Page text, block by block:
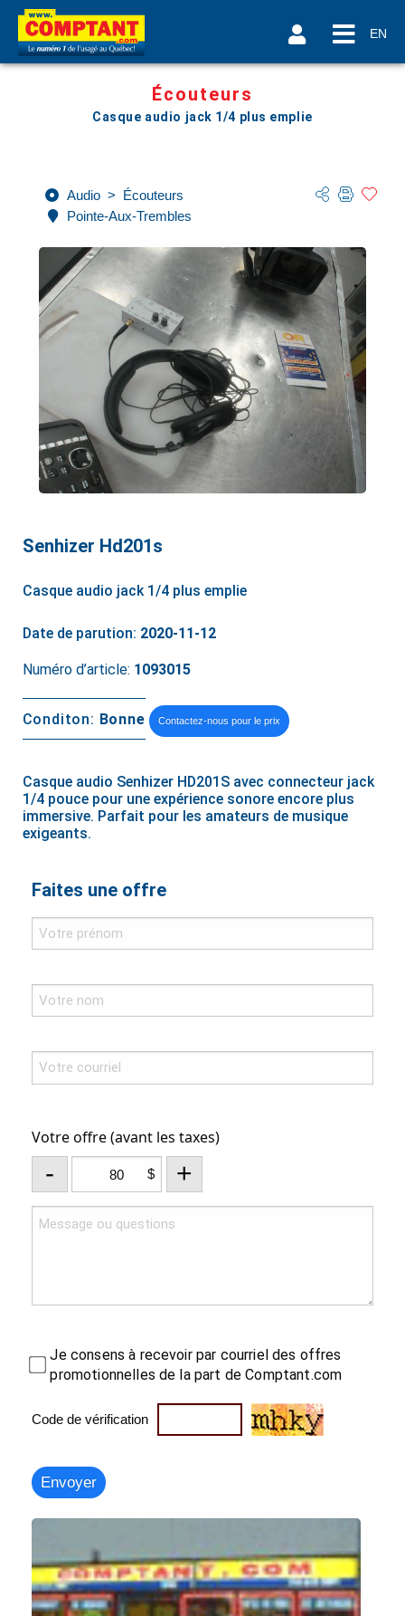
EN
Écouteurs
Casque audio jack 1/4 plus emplie
Audio > Écouteurs
Pointe-Aux-Trembles
Senhizer Hd201s
Casque audio jack 1/4 plus emplie
Date de parution: 2020-11-12
Numéro d’article: 1093015
Conditon: Bonne Contactez-nous pour le prix
Casque audio Senhizer HD201S avec connecteur jack
1/4 pouce pour une expérience sonore encore plus
immersive. Parfait pour les amateurs de musique
exigeants.
Faites une offre
Votre offre (avant les taxes)
- $ +
Je consens à recevoir par courriel des offres
promotionnelles de la part de Comptant.com
Code de vérification